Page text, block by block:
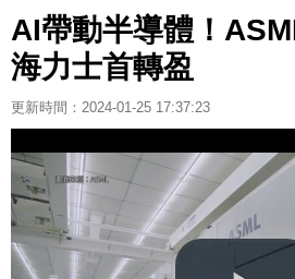
AI帶動半導體！
海力士首轉盈
更新時間：2024-01-25 17:37:23